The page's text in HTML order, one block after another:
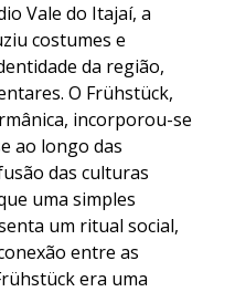
Vale do Itajaí, a
costumes e
da região,
O Frühstück,
incorporou-se
ao longo das
das culturas
uma simples
um ritual social,
entre as
era uma